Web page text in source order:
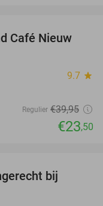
41%
Café Nieuw
9.7 star
Regulier €39,95
€23,50
bij